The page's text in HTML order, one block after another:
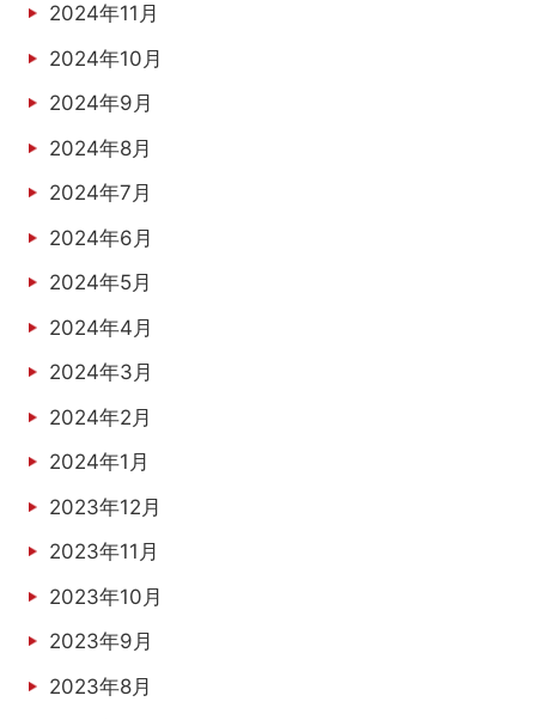
2024年11月
2024年10月
2024年9月
2024年8月
2024年7月
2024年6月
2024年5月
2024年4月
2024年3月
2024年2月
2024年1月
2023年12月
2023年11月
2023年10月
2023年9月
2023年8月